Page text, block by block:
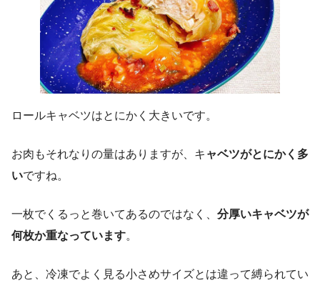
ロールキャベツはとにかく大きいです。
お肉もそれなりの量はありますが、キ ャベツがとにかく多
いですね。
一枚でくるっと巻いてあるのではなく、 分厚いキャベツが
何枚か重なっています。
あと、冷凍でよく見る小さめサイズとは違って縛られてい